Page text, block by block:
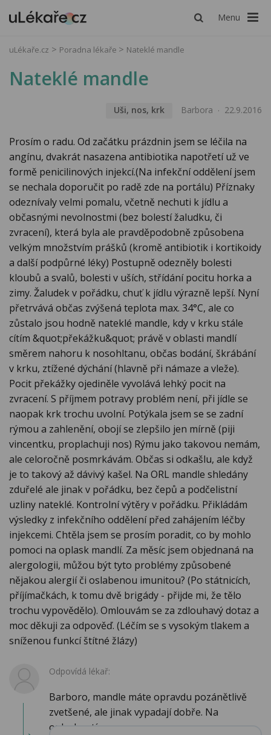
Menu
uLékaře.cz Poradna lékaře Nateklé mandle
Nateklé mandle
Uši, nos, krk Barbora 22.9.2016
Prosím o radu. Od začátku prázdnin jsem se léčila na
angínu, dvakrát nasazena antibiotika napotřetí už ve
formě penicilinových injekcí.(Na infekční oddělení jsem
se nechala doporučit po radě zde na portálu) Příznaky
odeznívaly velmi pomalu, včetně nechuti k jídlu a
občasnými nevolnostmi (bez bolestí žaludku, či
zvracení), která byla ale pravděpodobně způsobena
velkým množstvím prášků (kromě antibiotik i kortikoidy
a další podpůrné léky) Postupně odezněly bolesti
kloubů a svalů, bolesti v uších, střídání pocitu horka a
zimy. Žaludek v pořádku, chuť k jídlu výrazně lepší. Nyní
přetrvává občas zvýšená teplota max. 34°C, ale co
zůstalo jsou hodně nateklé mandle, kdy v krku stále
cítím &quot;překážku&quot; právě v oblasti mandlí
směrem nahoru k nosohltanu, občas bodání, škrábání
v krku, ztížené dýchání (hlavně při námaze a vleže).
Pocit překážky ojediněle vyvolává lehký pocit na
zvracení. S příjmem potravy problém není, při jídle se
naopak krk trochu uvolní. Potýkala jsem se se zadní
rýmou a zahlenění, obojí se zlepšilo jen mírně (piji
vincentku, proplachuji nos) Rýmu jako takovou nemám,
ale celoročně posmrkávám. Občas si odkašlu, ale když
je to takový až dávivý kašel. Na ORL mandle shledány
zduřelé ale jinak v pořádku, bez čepů a podčelistní
uzliny nateklé. Kontrolní výtěry v pořádku. Přikládám
výsledky z infekčního oddělení před zahájením léčby
injekcemi. Chtěla jsem se prosím poradit, co by mohlo
pomoci na oplask mandlí. Za měsíc jsem objednaná na
alergologii, můžou být tyto problémy způsobené
nějakou alergií či oslabenou imunitou? (Po státnicích,
příjímačkách, k tomu dvě brigády - přijde mi, že tělo
trochu vypovědělo). Omlouvám se za zdlouhavý dotaz a
moc děkuji za odpověď. (Léčím se s vysokým tlakem a
sníženou funkcí štítné žlázy)
Odpovídá lékař:
Barboro, mandle máte opravdu pozánětlivě
zvetšené, ale jinak vypadají dobře. Na
oplasknutí ...